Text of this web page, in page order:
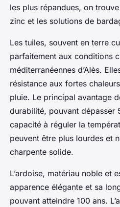
les plus répandues, on
zinc et les solutions de
Les tuiles, souvent en terre
parfaitement aux conditions
méditerranéennes d’Alès.
résistance aux fortes
pluie. Le principal avantage
durabilité, pouvant dépasser
capacité à réguler la
peuvent être plus lourdes et
charpente solide.
L’ardoise, matériau noble et
apparence élégante et sa
pouvant atteindre 100 ans.